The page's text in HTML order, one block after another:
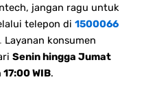
jangan ragu untuk
telepon di 1500066
. Layanan konsumen
Senin hingga Jumat
WIB.